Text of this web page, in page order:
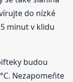
do nízké
minut v klidu
budou
Nezapomeňte